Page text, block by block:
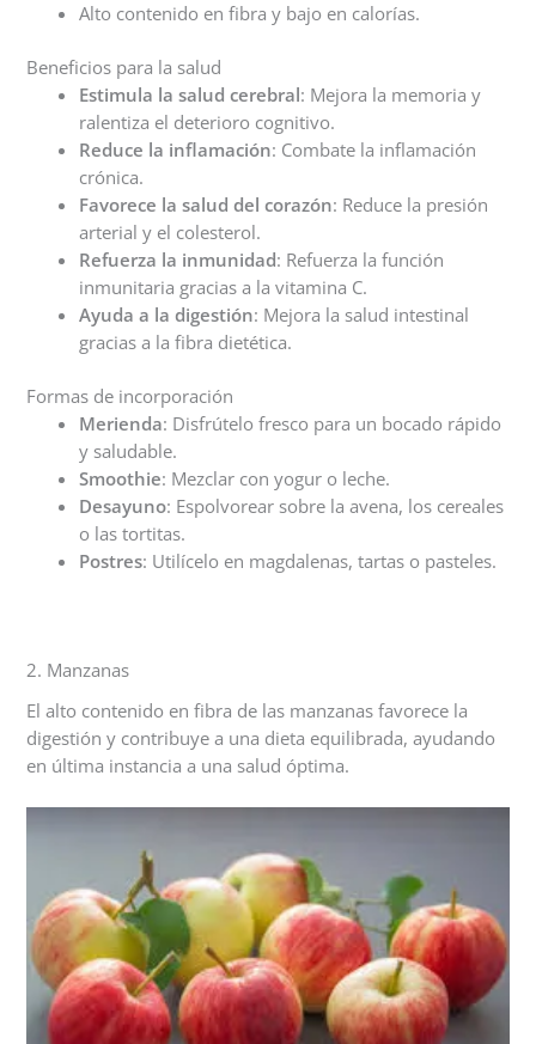
Alto contenido en fibra y bajo en calorías.
Beneficios para la salud
Estimula la salud cerebral: Mejora la memoria y
ralentiza el deterioro cognitivo.
Reduce la inflamación: Combate la inflamación
crónica.
Favorece la salud del corazón: Reduce la presión
arterial y el colesterol.
Refuerza la inmunidad: Refuerza la función
inmunitaria gracias a la vitamina C.
Ayuda a la digestión: Mejora la salud intestinal
gracias a la fibra dietética.
Formas de incorporación
Merienda: Disfrútelo fresco para un bocado rápido
y saludable.
Smoothie: Mezclar con yogur o leche.
Desayuno: Espolvorear sobre la avena, los cereales
o las tortitas.
Postres: Utilícelo en magdalenas, tartas o pasteles.
2. Manzanas
El alto contenido en fibra de las manzanas favorece la
digestión y contribuye a una dieta equilibrada, ayudando
en última instancia a una salud óptima.